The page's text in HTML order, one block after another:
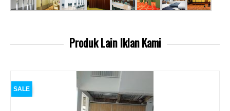
Produk LainIklan Kami
SALE